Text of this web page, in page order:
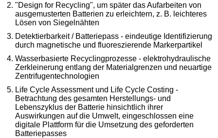
"Design for Recycling", um später das Aufarbeiten von
ausgemusterten Batterien zu erleichtern, z. B. leichteres
Lösen von Siegelnähten
Detektierbarkeit / Batteriepass - eindeutige Identifizierung
durch magnetische und fluoreszierende Markerpartikel
Wasserbasierte Recyclingprozesse - elektrohydraulische
Zerkleinerung entlang der Materialgrenzen und neuartige
Zentrifugentechnologien
Life Cycle Assessment und Life Cycle Costing -
Betrachtung des gesamten Herstellungs- und
Lebenszyklus der Batterie hinsichtlich ihrer
Auswirkungen auf die Umwelt, eingeschlossen eine
digitale Plattform für die Umsetzung des geforderten
Batteriepasses